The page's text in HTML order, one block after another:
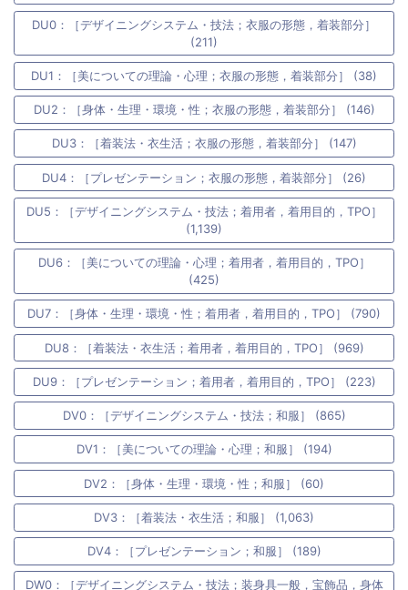
DU0：［デザイニングシステム・技法；衣服の形態，着装部分］
(211)
DU1：［美についての理論・心理；衣服の形態，着装部分］ (38)
DU2：［身体・生理・環境・性；衣服の形態，着装部分］ (146)
DU3：［着装法・衣生活；衣服の形態，着装部分］ (147)
DU4：［プレゼンテーション；衣服の形態，着装部分］ (26)
DU5：［デザイニングシステム・技法；着用者，着用目的，TPO］
(1,139)
DU6：［美についての理論・心理；着用者，着用目的，TPO］
(425)
DU7：［身体・生理・環境・性；着用者，着用目的，TPO］ (790)
DU8：［着装法・衣生活；着用者，着用目的，TPO］ (969)
DU9：［プレゼンテーション；着用者，着用目的，TPO］ (223)
DV0：［デザイニングシステム・技法；和服］ (865)
DV1：［美についての理論・心理；和服］ (194)
DV2：［身体・生理・環境・性；和服］ (60)
DV3：［着装法・衣生活；和服］ (1,063)
DV4：［プレゼンテーション；和服］ (189)
DW0：［デザイニングシステム・技法；装身具一般，宝飾品，身体